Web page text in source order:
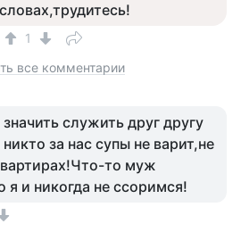
1
все комментарии
служить друг другу
за нас супы не варит,не
то муж
я и никогда не ссоримся!